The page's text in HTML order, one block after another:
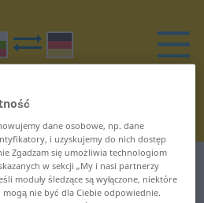
С
dane osobowe, np. dane
i uzyskujemy do nich dostęp
Zgadzam się umożliwia technologiom
w sekcji „My i nasi partnerzy
moduły śledzące są wyłączone, niektóre
nie być dla Ciebie odpowiednie.